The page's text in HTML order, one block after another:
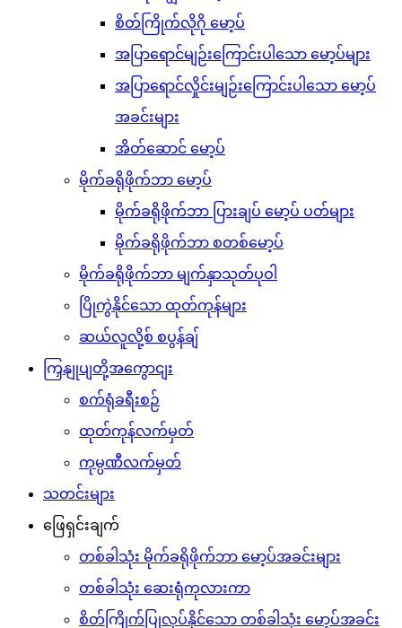
စိတ်ကြိုက်လိုဂို မော့ပ်
အပြာရောင်မျဉ်းကြောင်းပါသော မော့ပ်များ
အပြာရောင်လှိုင်းမျဉ်းကြောင်းပါသော မော့ပ်
အခင်းများ
အိတ်ဆောင် မော့ပ်
မိုက်ခရိုဖိုက်ဘာ မော့ပ်
မိုက်ခရိုဖိုက်ဘာ ပြားချပ် မော့ပ် ပတ်များ
မိုက်ခရိုဖိုက်ဘာ စတစ်မော့ပ်
မိုက်ခရိုဖိုက်ဘာ မျက်နှာသုတ်ပုဝါ
ပြိုကွဲနိုင်သော ထုတ်ကုန်များ
ဆယ်လူလို့စ် စပွန်ချ်
ကြှနျုပျတို့အကွောငျး
စက်ရုံခရီးစဉ်
ထုတ်ကုန်လက်မှတ်
ကုမ္ပဏီလက်မှတ်
သတင်းများ
ဖြေရှင်းချက်
တစ်ခါသုံး မိုက်ခရိုဖိုက်ဘာ မော့ပ်အခင်းများ
တစ်ခါသုံး ဆေးရုံကုလားကာ
စိတ်ကြိုက်ပြုလုပ်နိုင်သော တစ်ခါသုံး မော့ပ်အခင်း